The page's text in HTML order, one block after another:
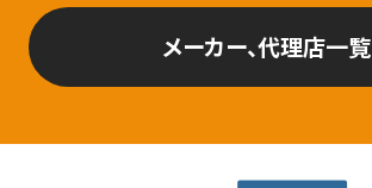
メーカー、代理店一覧